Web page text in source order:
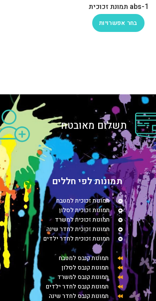
abs-1 תמונת זכוכית
בחר אפשרויות
תשלום מאובטח
תמונות לפי חללים
תמונות זכוכית למטבח
תמונות זכוכית לסלון
תמונות זכוכית למשרד
תמונות זכוכית לחדר שינה
תמונות זכוכית לחדר ילדים
תמונות קנבס למטבח
תמונות קנבס לסלון
תמונות קנבס למשרד
תמונות קנבס לחדר ילדים
תמונות קנבס לחדר שינה